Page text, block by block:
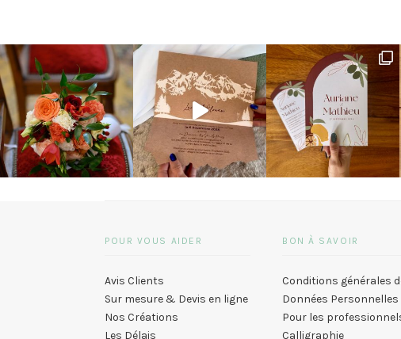
POUR VOUS AIDER
Avis Clients
Sur mesure & Devis en ligne
Nos Créations
Les Délais
BON À SAVOIR
Conditions générales
Données Personnelles
Pour les
Calligraphie